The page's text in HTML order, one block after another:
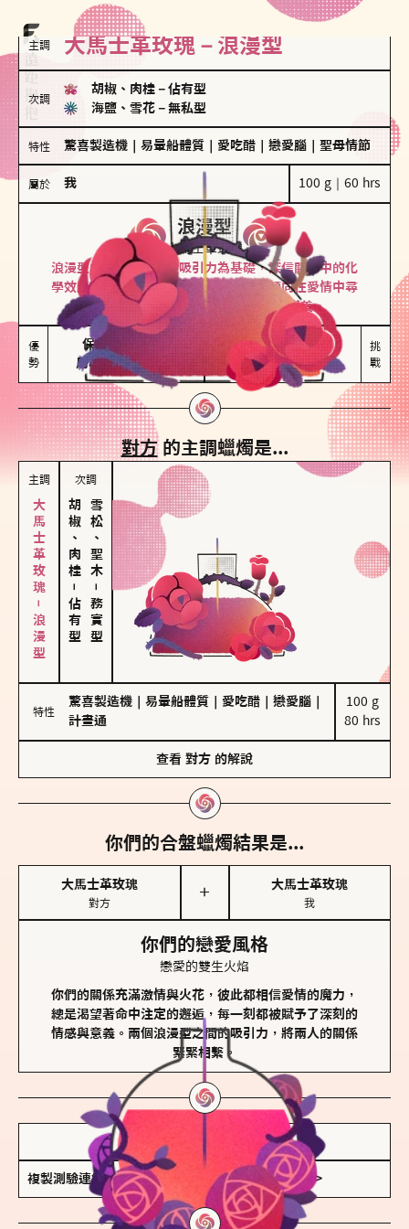
主調 大馬士革玫瑰－浪漫型
次調
胡椒、肉桂 － 佔有型
海鹽、雪花 － 無私型
特性 驚喜製造機 易暈船體質 愛吃醋 戀愛腦 聖母情節
屬於 我 100 g｜60 hrs
浪漫型
大馬士革玫瑰
浪漫型的人以激情與性吸引力為基礎，深信關係中的化
學效應，認為每次相遇都是命中註定。傾向在愛情中尋
找火花，經常表達對另一半的愛意和讚美。
優
勢
保持戀愛新鮮感
用心策劃浪漫驚喜
情緒起伏較大
感情中較需要關注
挑
戰
對方的主調蠟燭是...
主調
大馬士革玫瑰－浪漫型
次調
胡椒、肉桂
－
佔有型
雪松、聖木
－
務實型
特性
驚喜製造機 易暈船體質 愛吃醋 戀愛腦
計畫通
100 g
80 hrs
查看 對方 的解說
你們的合盤蠟燭結果是...
大馬士革玫瑰
對方
＋
大馬士革玫瑰
我
你們的戀愛風格
戀愛的雙生火焰
你們的關係充滿激情與火花，彼此都相信愛情的魔力，
總是渴望著命中注定的邂逅，每一刻都被賦予了深刻的
情感與意義。兩個浪漫型之間的吸引力，將兩人的關係
緊緊相繫。
儲存我的結果圖
複製測驗連結 查看香氛類型全解析 >>>